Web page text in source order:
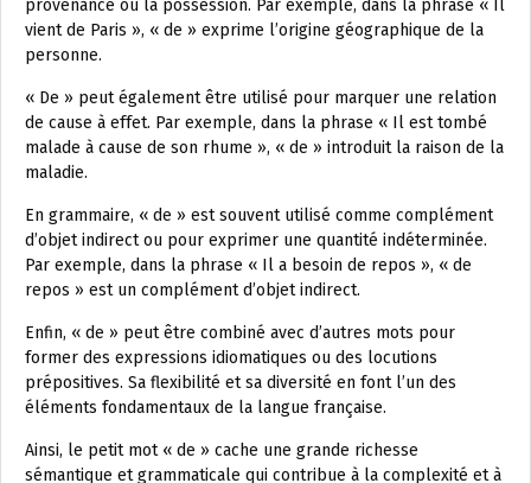
provenance ou la possession. Par exemple, dans la phrase « Il
vient de Paris », « de » exprime l’origine géographique de la
personne.
« De » peut également être utilisé pour marquer une relation
de cause à effet. Par exemple, dans la phrase « Il est tombé
malade à cause de son rhume », « de » introduit la raison de la
maladie.
En grammaire, « de » est souvent utilisé comme complément
d’objet indirect ou pour exprimer une quantité indéterminée.
Par exemple, dans la phrase « Il a besoin de repos », « de
repos » est un complément d’objet indirect.
Enfin, « de » peut être combiné avec d’autres mots pour
former des expressions idiomatiques ou des locutions
prépositives. Sa flexibilité et sa diversité en font l’un des
éléments fondamentaux de la langue française.
Ainsi, le petit mot « de » cache une grande richesse
sémantique et grammaticale qui contribue à la complexité et à